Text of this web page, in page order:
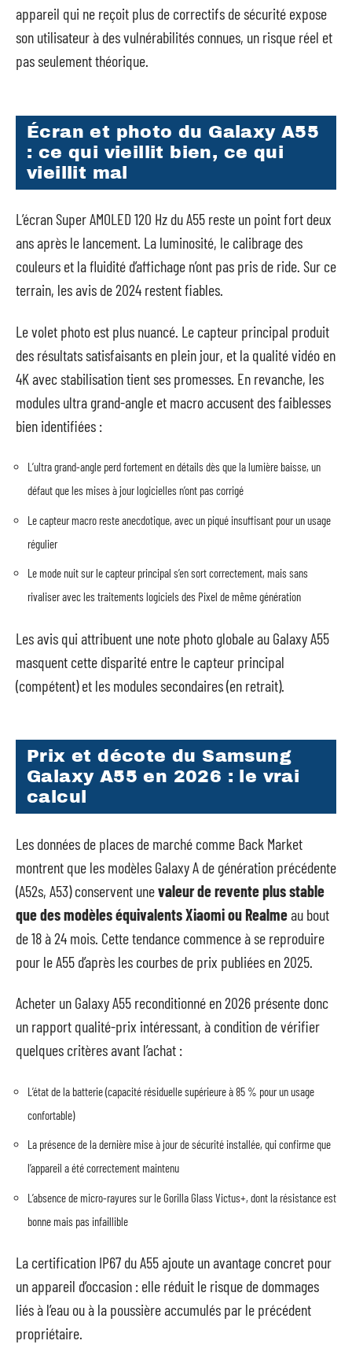
appareil qui ne reçoit plus de correctifs de sécurité expose
son utilisateur à des vulnérabilités connues, un risque réel et
pas seulement théorique.
Écran et photo du Galaxy A55
: ce qui vieillit bien, ce qui
vieillit mal
L’écran Super AMOLED 120 Hz du A55 reste un point fort deux
ans après le lancement. La luminosité, le calibrage des
couleurs et la fluidité d’affichage n’ont pas pris de ride. Sur ce
terrain, les avis de 2024 restent fiables.
Le volet photo est plus nuancé. Le capteur principal produit
des résultats satisfaisants en plein jour, et la qualité vidéo en
4K avec stabilisation tient ses promesses. En revanche, les
modules ultra grand-angle et macro accusent des faiblesses
bien identifiées :
L’ultra grand-angle perd fortement en détails dès que la lumière baisse, un
défaut que les mises à jour logicielles n’ont pas corrigé
Le capteur macro reste anecdotique, avec un piqué insuffisant pour un usage
régulier
Le mode nuit sur le capteur principal s’en sort correctement, mais sans
rivaliser avec les traitements logiciels des Pixel de même génération
Les avis qui attribuent une note photo globale au Galaxy A55
masquent cette disparité entre le capteur principal
(compétent) et les modules secondaires (en retrait).
Prix et décote du Samsung
Galaxy A55 en 2026 : le vrai
calcul
Les données de places de marché comme Back Market
montrent que les modèles Galaxy A de génération précédente
(A52s, A53) conservent unevaleur de revente plus stable
que des modèles équivalents Xiaomi ou Realmeau bout
de 18 à 24 mois. Cette tendance commence à se reproduire
pour le A55 d’après les courbes de prix publiées en 2025.
Acheter un Galaxy A55 reconditionné en 2026 présente donc
un rapport qualité-prix intéressant, à condition de vérifier
quelques critères avant l’achat :
L’état de la batterie (capacité résiduelle supérieure à 85 % pour un usage
confortable)
La présence de la dernière mise à jour de sécurité installée, qui confirme que
l’appareil a été correctement maintenu
L’absence de micro-rayures sur le Gorilla Glass Victus+, dont la résistance est
bonne mais pas infaillible
La certification IP67 du A55 ajoute un avantage concret pour
un appareil d’occasion : elle réduit le risque de dommages
liés à l’eau ou à la poussière accumulés par le précédent
propriétaire.